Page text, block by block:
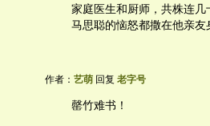
家庭医生和厨师，共株连
马思聪的恼怒都撒在他亲友
作者： 艺萌 回复 老字号
罄竹难书！